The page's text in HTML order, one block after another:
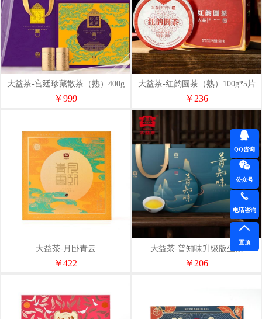
大益茶-宫廷珍藏散茶（熟）400g
￥999
大益茶-红韵圆茶（熟）100g*5片
￥236
大益茶-月卧青云
￥422
大益茶-普知味升级版生茶
￥206
QQ咨询
公众号
电话咨询
置顶